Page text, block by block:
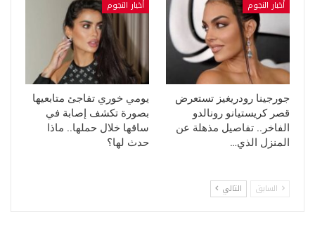
أخبار النجوم
جورجينا رودريغيز تستعرض
قصر كريستيانو رونالدو
الفاخر.. تفاصيل مذهلة عن
المنزل الذي…
أخبار النجوم
يومي خوري تفاجئ متابعيها
بصورة تكشف إصابة في
ساقها خلال حملها.. ماذا
حدث لها؟
السابق التالي